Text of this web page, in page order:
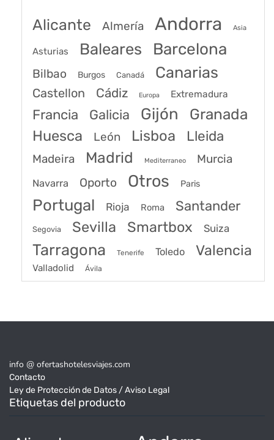
Alicante Almería Andorra Asia
Asturias Baleares Barcelona
Bilbao Burgos Canadá Canarias
Castellon Cádiz Europa Extremadura
Francia Galicia Gijón Granada
Huesca León Lisboa Lleida
Madeira Madrid Mediterraneo Murcia
Navarra Oporto Otros Paris
Portugal Rioja Roma Santander
Segovia Sevilla Smartbox Suiza
Tarragona Tenerife Toledo Valencia
Valladolid Ávila
info @ ofertashotelesviajes.com
Contacto
Ley de Protección de Datos / Aviso Legal
Etiquetas del producto